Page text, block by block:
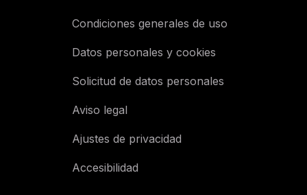
Condiciones generales de uso
Datos personales y cookies
Solicitud de datos personales
Aviso legal
Ajustes de privacidad
Accesibilidad